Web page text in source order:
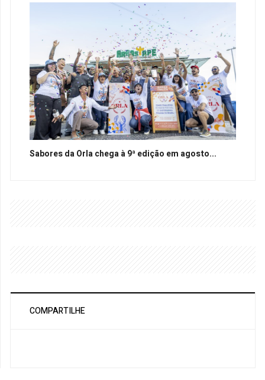
Sabores da Orla chega à 9ª edição em agosto...
COMPARTILHE